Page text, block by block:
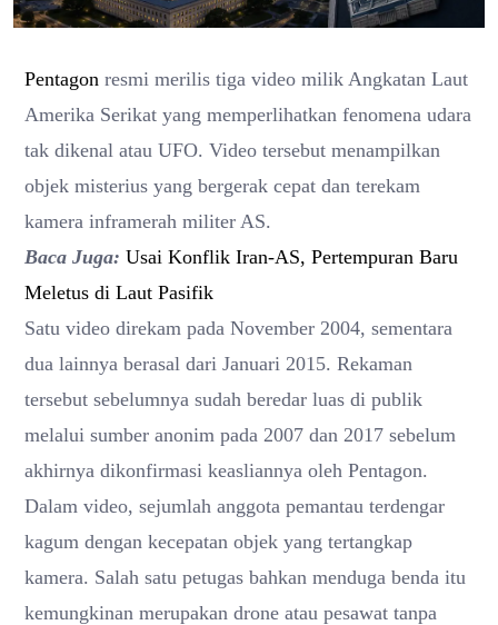
Pentagon resmi merilis tiga video milik Angkatan Laut
Amerika Serikat yang memperlihatkan fenomena udara
tak dikenal atau UFO. Video tersebut menampilkan
objek misterius yang bergerak cepat dan terekam
kamera inframerah militer AS.
Baca Juga: Usai Konflik Iran-AS, Pertempuran Baru
Meletus di Laut Pasifik
Satu video direkam pada November 2004, sementara
dua lainnya berasal dari Januari 2015. Rekaman
tersebut sebelumnya sudah beredar luas di publik
melalui sumber anonim pada 2007 dan 2017 sebelum
akhirnya dikonfirmasi keasliannya oleh Pentagon.
Dalam video, sejumlah anggota pemantau terdengar
kagum dengan kecepatan objek yang tertangkap
kamera. Salah satu petugas bahkan menduga benda itu
kemungkinan merupakan drone atau pesawat tanpa